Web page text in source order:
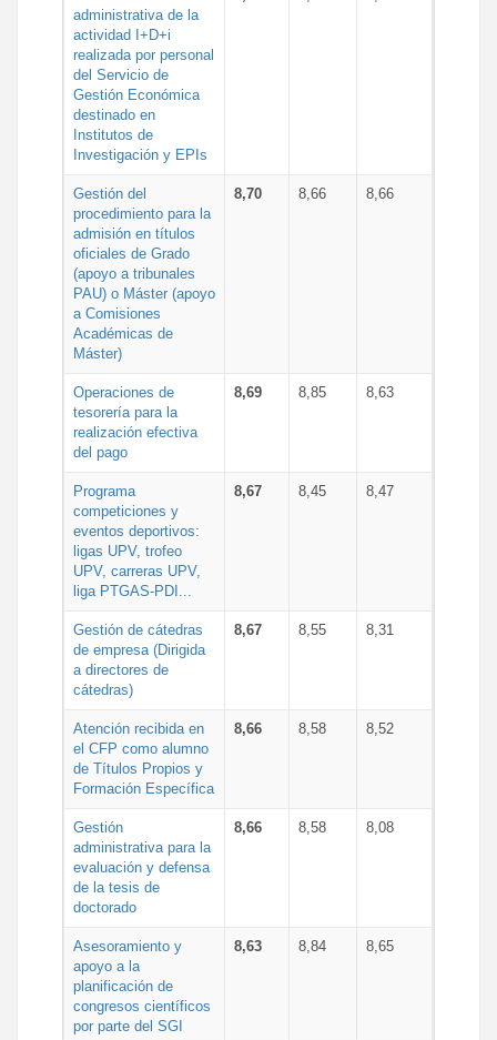
administrativa de la
actividad I+D+i
realizada por personal
del Servicio de
Gestión Económica
destinado en
Institutos de
Investigación y EPIs
Gestión del
procedimiento para la
admisión en títulos
oficiales de Grado
(apoyo a tribunales
PAU) o Máster (apoyo
a Comisiones
Académicas de
Máster)
8,70 8,66 8,66
Operaciones de
tesorería para la
realización efectiva
del pago
8,69 8,85 8,63
Programa
competiciones y
eventos deportivos:
ligas UPV, trofeo
UPV, carreras UPV,
liga PTGAS-PDI...
8,67 8,45 8,47
Gestión de cátedras
de empresa (Dirigida
a directores de
cátedras)
8,67 8,55 8,31
Atención recibida en
el CFP como alumno
de Títulos Propios y
Formación Específica
8,66 8,58 8,52
Gestión
administrativa para la
evaluación y defensa
de la tesis de
doctorado
8,66 8,58 8,08
Asesoramiento y
apoyo a la
planificación de
congresos científicos
por parte del SGI
8,63 8,84 8,65